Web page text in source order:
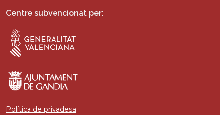
Centre subvencionat per:
Política de privadesa